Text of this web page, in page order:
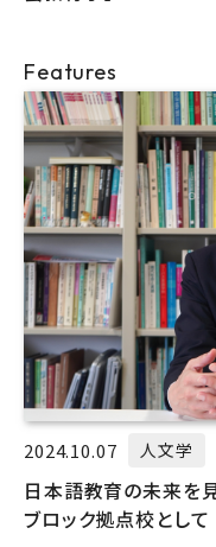
Features
2024.10.07 人文学
日本語教育の未来を
ブロック拠点校として